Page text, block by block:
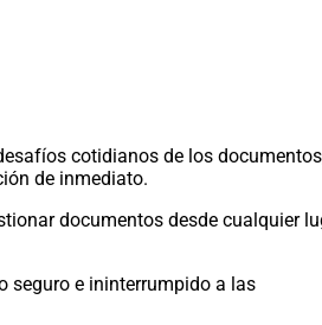
cotidianos de los
de inmediato.
documentos desde cualquier
seguro e ininterrumpido a las